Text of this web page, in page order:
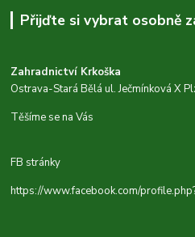
Přijďte si vybrat osobně
Zahradnictví Krkoška
Ostrava-Stará Bělá ul. Ječmínková X
Těšíme se na Vás
FB stránky
https://www.facebook.com/